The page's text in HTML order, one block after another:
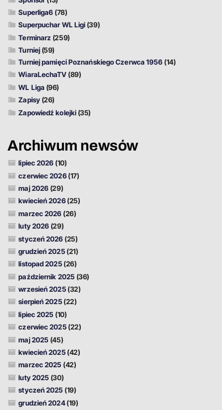
Superliga6 (78)
Superpuchar WL Ligi (39)
Terminarz (259)
Turniej (59)
Turniej pamięci Poznańskiego Czerwca 1956 (14)
WiaraLechaTV (89)
WL Liga (96)
Zapisy(26)
Zapowiedź kolejki (35)
Archiwum newsów
lipiec 2026 (10)
czerwiec 2026(17)
maj 2026 (29)
kwiecień 2026(25)
marzec 2026 (26)
luty 2026 (29)
styczeń 2026 (25)
grudzień 2025 (21)
listopad 2025 (26)
październik 2025 (36)
wrzesień 2025 (32)
sierpień 2025 (22)
lipiec 2025 (10)
czerwiec 2025 (22)
maj 2025 (45)
kwiecień 2025 (42)
marzec 2025 (42)
luty 2025 (30)
styczeń 2025 (19)
grudzień 2024(19)